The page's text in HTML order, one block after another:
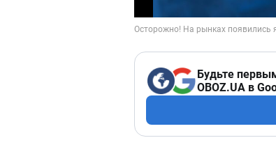
Будьте
OBOZ.UA в